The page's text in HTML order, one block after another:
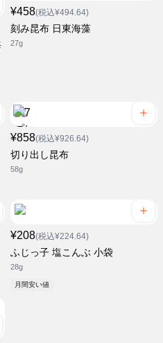
¥458(税込¥494.64)
刻み昆布 日東海藻
27g
¥858(税込¥926.64)
切り出し昆布
58g
¥208(税込¥224.64)
ふじっ子 塩こんぶ 小袋
28g
月間安い値